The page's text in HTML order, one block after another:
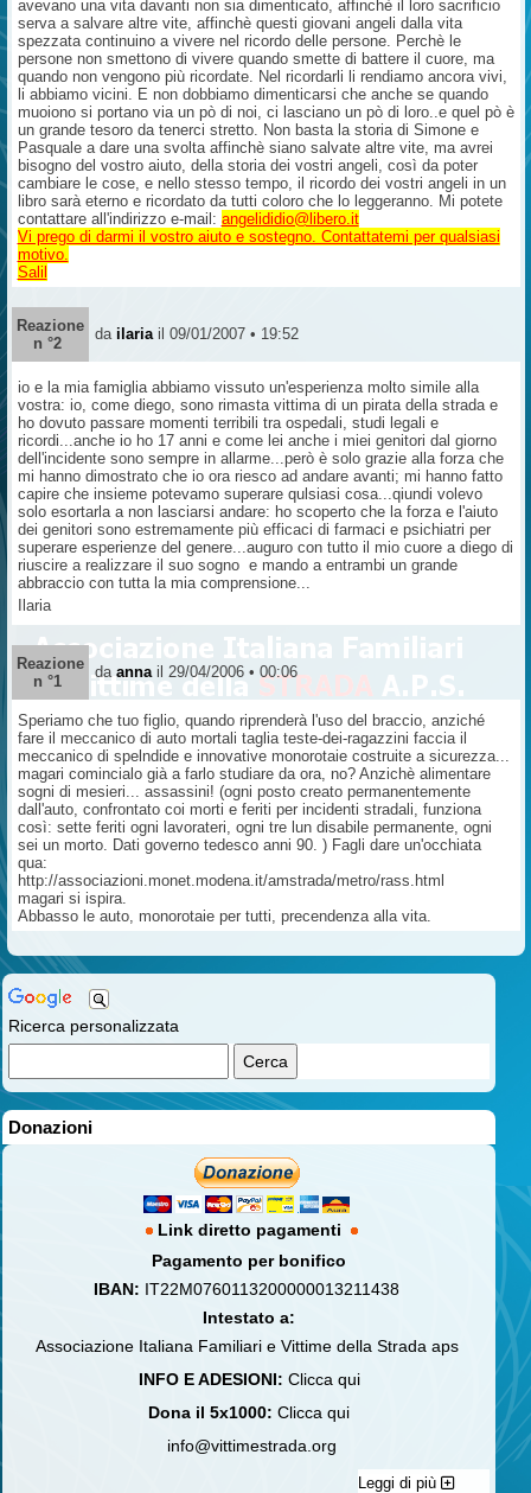
Ricerca personalizzata
Donazioni
Link diretto pagamenti
Pagamento per bonifico
IBAN: IT22M0760113200000013211438
Intestato a:
Associazione Italiana Familiari e Vittime della Strada aps
INFO E ADESIONI: Clicca qui
Dona il 5x1000: Clicca qui
info@vittimestrada.org
Leggi di più
avevano una vita davanti non sia dimenticato, affinchè il loro sacrificio
serva a salvare altre vite, affinchè questi giovani angeli dalla vita
spezzata continuino a vivere nel ricordo delle persone. Perchè le
persone non smettono di vivere quando smette di battere il cuore, ma
quando non vengono più ricordate. Nel ricordarli li rendiamo ancora vivi,
li abbiamo vicini. E non dobbiamo dimenticarsi che anche se quando
muoiono si portano via un pò di noi, ci lasciano un pò di loro..e quel pò è
un grande tesoro da tenerci stretto. Non basta la storia di Simone e
Pasquale a dare una svolta affinchè siano salvate altre vite, ma avrei
bisogno del vostro aiuto, della storia dei vostri angeli, così da poter
cambiare le cose, e nello stesso tempo, il ricordo dei vostri angeli in un
libro sarà eterno e ricordato da tutti coloro che lo leggeranno. Mi potete
contattare all'indirizzo e-mail: angelididio@libero.it
Vi prego di darmi il vostro aiuto e sostegno. Contattatemi per qualsiasi
motivo.
Salil
Reazione
n °2
da ilaria il 09/01/2007 • 19:52
io e la mia famiglia abbiamo vissuto un'esperienza molto simile alla
vostra: io, come diego, sono rimasta vittima di un pirata della strada e
ho dovuto passare momenti terribili tra ospedali, studi legali e
ricordi...anche io ho 17 anni e come lei anche i miei genitori dal giorno
dell'incidente sono sempre in allarme...però è solo grazie alla forza che
mi hanno dimostrato che io ora riesco ad andare avanti; mi hanno fatto
capire che insieme potevamo superare qulsiasi cosa...qiundi volevo
solo esortarla a non lasciarsi andare: ho scoperto che la forza e l'aiuto
dei genitori sono estremamente più efficaci di farmaci e psichiatri per
superare esperienze del genere...auguro con tutto il mio cuore a diego di
riuscire a realizzare il suo sogno e mando a entrambi un grande
abbraccio con tutta la mia comprensione...
Ilaria
Reazione
n °1
daanna il 29/04/2006 • 00:06
Speriamo che tuo figlio, quando riprenderà l'uso del braccio, anziché
fare il meccanico di auto mortali taglia teste-dei-ragazzini faccia il
meccanico di spelndide e innovative monorotaie costruite a sicurezza...
magari comincialo già a farlo studiare da ora, no? Anzichè alimentare
sogni di mesieri... assassini! (ogni posto creato permanentemente
dall'auto, confrontato coi morti e feriti per incidenti stradali, funziona
così: sette feriti ogni lavorateri, ogni tre lun disabile permanente, ogni
sei un morto. Dati governo tedesco anni 90. ) Fagli dare un'occhiata
qua:
http://associazioni.monet.modena.it/amstrada/metro/rass.html
magari si ispira.
Abbasso le auto, monorotaie per tutti, precendenza alla vita.